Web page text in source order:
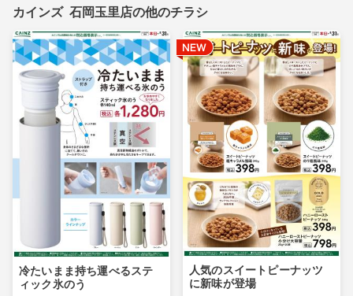
カインズ 石岡玉里店の他のチラシ
冷たいまま持ち運べるステ
ィック氷のう
人気のスイートピーナッツ
に新味が登場